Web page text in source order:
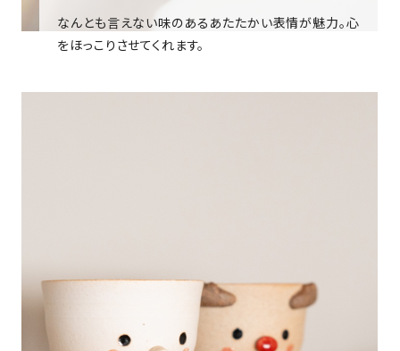
なんとも言えない味のあるあたたかい表情が魅力。心
をほっこりさせてくれます。